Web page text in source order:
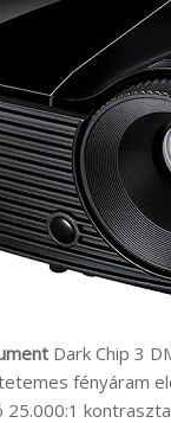
Dark Chip 3
fényáram